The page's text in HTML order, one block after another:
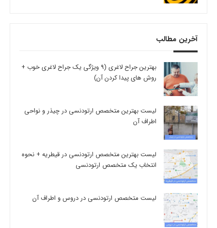
آخرین مطالب
بهترین جراح لاغری (9 ویژگی یک جراح لاغری خوب +
روش های پیدا کردن آن)
لیست بهترین متخصص ارتودنسی در چیذر و نواحی
اطراف آن
لیست بهترین متخصص ارتودنسی در قیطریه + نحوه
انتخاب یک متخصص ارتودنسی
لیست متخصص ارتودنسی در دروس و اطراف آن